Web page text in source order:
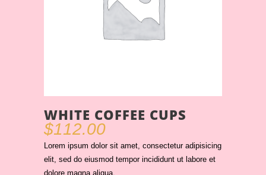
WHITE COFFEE CUPS
$112.00
Lorem ipsum dolor sit amet, consectetur adipisicing
elit, sed do eiusmod tempor incididunt ut labore et
dolore magna aliqua.